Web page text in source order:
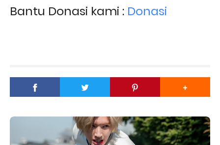
Bantu Donasi kami : Donasi